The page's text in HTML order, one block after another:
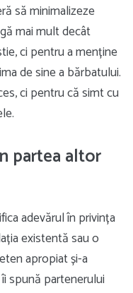
să minimalizeze
mai mult decât
ci pentru a menține
de sine a bărbatului.
ci pentru că simt cu
partea altor
adevărul în privința
existentă sau o
apropiat și-a
spună partenerului